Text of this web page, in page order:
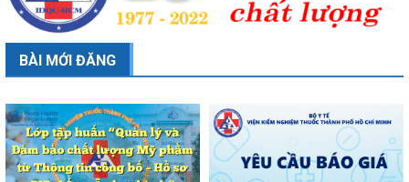
BÀI MỚI ĐĂNG